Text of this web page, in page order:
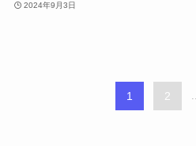
2024年9月3日
1 2